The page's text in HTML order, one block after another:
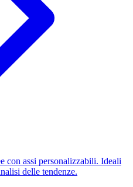
con assi personalizzabili. Ideali
delle tendenze.